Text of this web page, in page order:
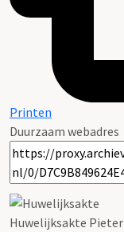
Printen
Duurzaam webadres
Huwelijksakte Pieter